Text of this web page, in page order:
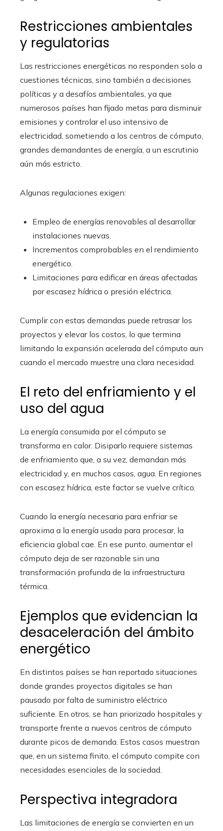
Restricciones ambientales
y regulatorias
Las restricciones energéticas no responden solo a
cuestiones técnicas, sino también a decisiones
políticas y a desafíos ambientales, ya que
numerosos países han fijado metas para disminuir
emisiones y controlar el uso intensivo de
electricidad, sometiendo a los centros de cómputo,
grandes demandantes de energía, a un escrutinio
aún más estricto.
Algunas regulaciones exigen:
Empleo de energías renovables al desarrollar
instalaciones nuevas.
Incrementos comprobables en el rendimiento
energético.
Limitaciones para edificar en áreas afectadas
por escasez hídrica o presión eléctrica.
Cumplir con estas demandas puede retrasar los
proyectos y elevar los costos, lo que termina
limitando la expansión acelerada del cómputo aun
cuando el mercado muestre una clara necesidad.
El reto del enfriamiento y el
uso del agua
La energía consumida por el cómputo se
transforma en calor. Disiparlo requiere sistemas
de enfriamiento que, a su vez, demandan más
electricidad y, en muchos casos, agua. En regiones
con escasez hídrica, este factor se vuelve crítico.
Cuando la energía necesaria para enfriar se
aproxima a la energía usada para procesar, la
eficiencia global cae. En ese punto, aumentar el
cómputo deja de ser razonable sin una
transformación profunda de la infraestructura
térmica.
Ejemplos que evidencian la
desaceleración del ámbito
energético
En distintos países se han reportado situaciones
donde grandes proyectos digitales se han
pausado por falta de suministro eléctrico
suficiente. En otros, se han priorizado hospitales y
transporte frente a nuevos centros de cómputo
durante picos de demanda. Estos casos muestran
que, en un sistema finito, el cómputo compite con
necesidades esenciales de la sociedad.
Perspectiva integradora
Las limitaciones de energía se convierten en un